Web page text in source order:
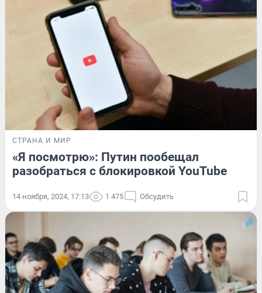
СТРАНА И МИР
«Я посмотрю»: Путин пообещал
разобраться с блокировкой YouTube
14 ноября, 2024, 17:13 1 475 Обсудить